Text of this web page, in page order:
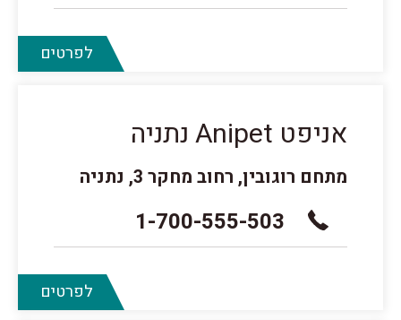
לפרטים
אניפט Anipet נתניה
מתחם רוגובין, רחוב מחקר 3, נתניה
1-700-555-503
לפרטים